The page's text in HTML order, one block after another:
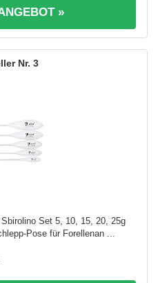
»
3
Set 5, 10, 15, 20, 25g
Pose für Forellenan ...